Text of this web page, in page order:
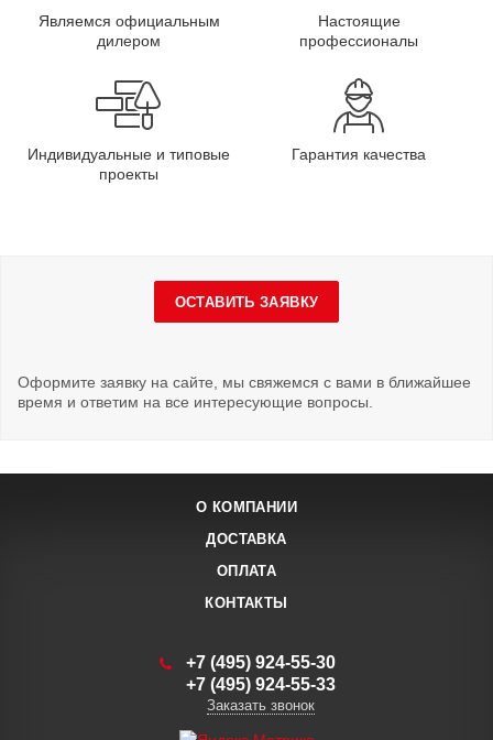
Являемся официальным
дилером
Настоящие
профессионалы
Индивидуальные и типовые
проекты
Гарантия качества
ОСТАВИТЬ ЗАЯВКУ
Оформите заявку на сайте, мы свяжемся с вами в ближайшее
время и ответим на все интересующие вопросы.
О КОМПАНИИ
ДОСТАВКА
ОПЛАТА
КОНТАКТЫ
+7 (495) 924-55-30
+7 (495) 924-55-33
Заказать звонок